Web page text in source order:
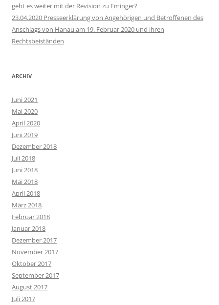
geht es weiter mit der Revision zu Eminger?
23.04.2020 Presseerklärung von Angehörigen und Betroffenen des
Anschlags von Hanau am 19. Februar 2020 und ihren
Rechtsbeiständen
ARCHIV
Juni 2021
Mai 2020
April 2020
Juni 2019
Dezember 2018
Juli 2018
Juni 2018
Mai 2018
April 2018
März 2018
Februar 2018
Januar 2018
Dezember 2017
November 2017
Oktober 2017
September 2017
August 2017
Juli 2017